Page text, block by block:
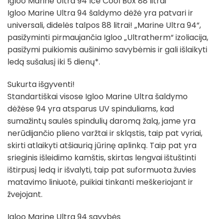
Igloo Marine Ultra 94 šaldymo dėžė yra patvari ir
universali, didelės talpos 88 litrai! „Marine Ultra 94“,
pasižyminti pirmaujančia Igloo „Ultratherm“ izoliacija,
pasižymi puikiomis aušinimo savybėmis ir gali išlaikyti
ledą sušalusį iki 5 dienų*.
Sukurta išgyventi!
Standartiškai visose Igloo Marine Ultra šaldymo
dėžėse 94 yra atsparus UV spinduliams, kad
sumažintų saulės spindulių daromą žalą, jame yra
nerūdijančio plieno varžtai ir skląstis, taip pat vyriai,
skirti atlaikyti atšiaurią jūrinę aplinką. Taip pat yra
srieginis išleidimo kamštis, skirtas lengvai ištuštinti
ištirpusį ledą ir išvalyti, taip pat suformuota žuvies
matavimo liniuotė, puikiai tinkanti meškeriojant ir
žvejojant.